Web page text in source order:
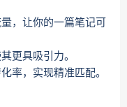
，让你的一篇笔记可
更具吸引力。
率，实现精准匹配。